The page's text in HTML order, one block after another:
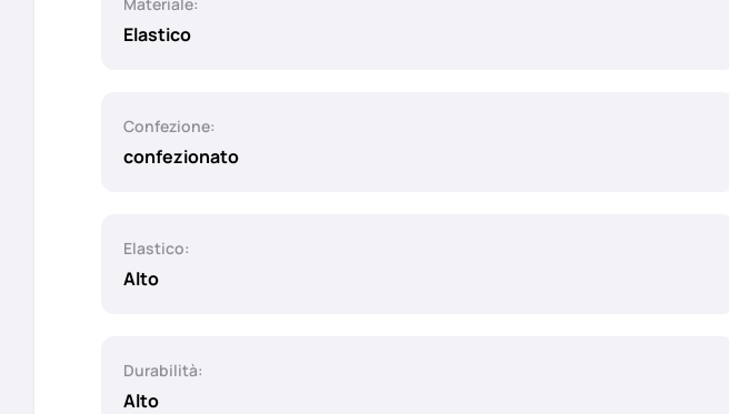
Elastico
Confezione:
confezionato
Elastico:
Alto
Durabilità:
Alto